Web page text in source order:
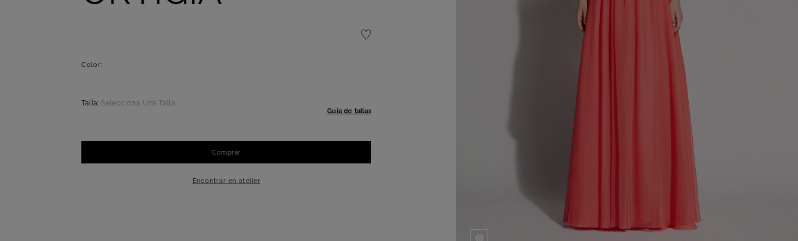
Color:
Talla: Selecciona Una Talla
Guía de tallas
- +
Comprar
Encontrar en atelier